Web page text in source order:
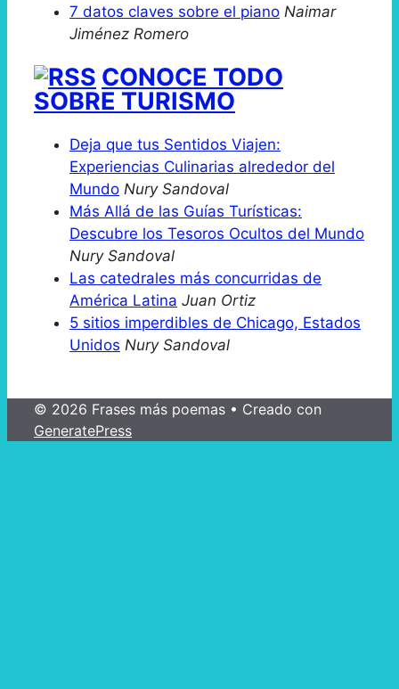
7 datos claves sobre el piano Naimar
Jiménez Romero
CONOCE TODO
SOBRE TURISMO
Deja que tus Sentidos Viajen:
Experiencias Culinarias alrededor del
Mundo Nury Sandoval
Más Allá de las Guías Turísticas:
Descubre los Tesoros Ocultos del Mundo
Nury Sandoval
Las catedrales más concurridas de
América Latina Juan Ortiz
5 sitios imperdibles de Chicago, Estados
Unidos Nury Sandoval
© 2026 Frases más poemas • Creado con
GeneratePress